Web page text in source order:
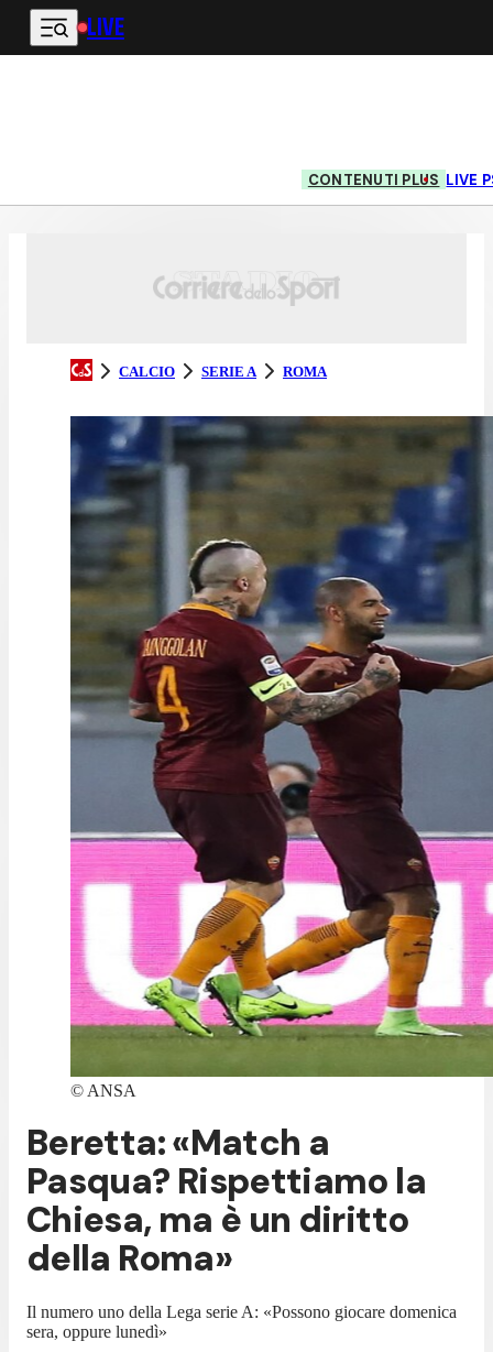
Vai al contenuto principale
LIVE
CONTENUTI PLUS LIVE
CALCIO SERIE A ROMA
© ANSA
Beretta: «Match a
Pasqua? Rispettiamo la
Chiesa, ma è un diritto
della Roma»
Il numero uno della Lega serie A: «Possono giocare domenica
sera, oppure lunedì»